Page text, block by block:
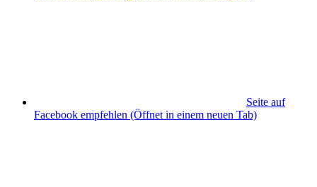
Seite auf
Facebook empfehlen (Öffnet in einem neuen Tab)